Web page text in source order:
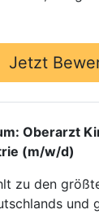
Jetzt
Oberarzt
(m/w/d)
zu den
und